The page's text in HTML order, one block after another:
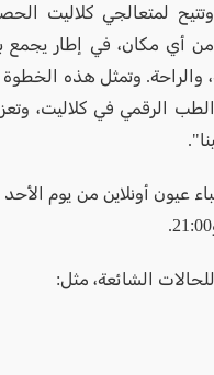
وتتيح لمتعالجي كلاليت
أي مكان، في إطار يجمع
والراحة. وتمثل هذه
الرقمي في كلاليت،
عيون أونلاين من يوم
الشائعة، مثل: